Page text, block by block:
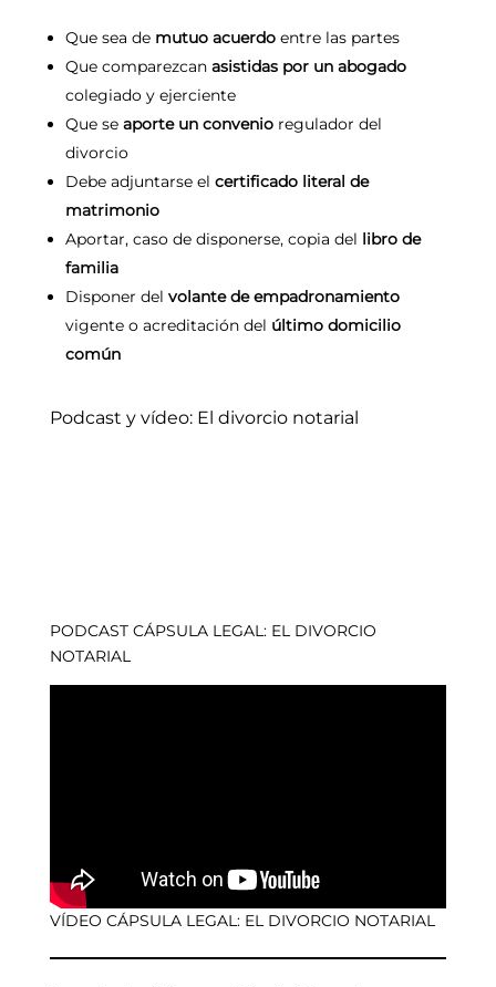
Que sea demutuo acuerdo entre las partes
Que comparezcan asistidas por un abogado
colegiado y ejerciente
Que se aporte un convenioregulador del
divorcio
Debe adjuntarse el certificado literal de
matrimonio
Aportar, caso de disponerse, copia del libro de
familia
Disponer del volante de empadronamiento
vigente o acreditación del último domicilio
común
Podcast y vídeo: El divorcio notarial
PODCAST CÁPSULA LEGAL: EL DIVORCIO
NOTARIAL
VÍDEO CÁPSULA LEGAL: EL DIVORCIO NOTARIAL